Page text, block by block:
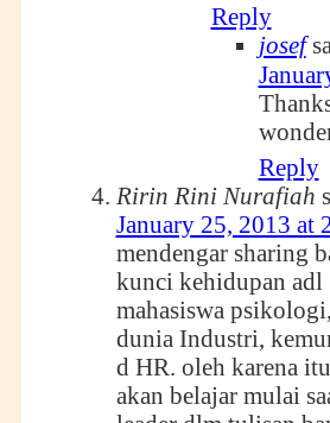
Reply
josef
Reply
Ririn Rini Nurafiah
January 25, 2013 at
mendengar sharing
kunci kehidupan adl
mahasiswa
dunia Industri,
d HR. oleh karena
akan belajar mulai